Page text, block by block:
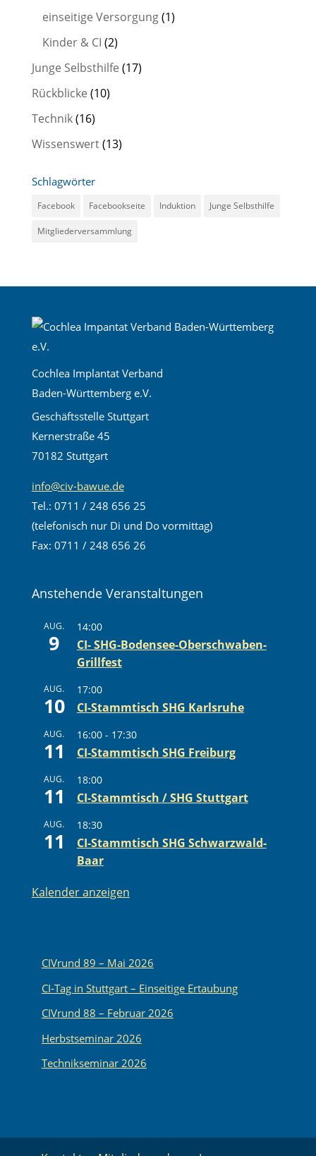
einseitige Versorgung(1)
Kinder & CI (2)
Junge Selbsthilfe (17)
Rückblicke (10)
Technik(16)
Wissenswert(13)
Schlagwörter
Facebook Facebookseite Induktion Junge Selbsthilfe
Mitgliederversammlung
Cochlea Implantat Verband
Baden-Württemberg e.V.
Geschäftsstelle Stuttgart
Kernerstraße 45
70182 Stuttgart
info@civ-bawue.de
Tel.: 0711 / 248 656 25
(telefonisch nur Di und Do vormittag)
Fax: 0711 / 248 656 26
Anstehende Veranstaltungen
AUG.
9
14:00
CI- SHG-Bodensee-Oberschwaben-
Grillfest
AUG.
10
17:00
CI-Stammtisch SHG Karlsruhe
AUG.
11
16:00- 17:30
CI-Stammtisch SHG Freiburg
AUG.
11
18:00
CI-Stammtisch / SHG Stuttgart
AUG.
11
18:30
CI-Stammtisch SHG Schwarzwald-
Baar
Kalender anzeigen
CIVrund 89 – Mai 2026
CI-Tag in Stuttgart – Einseitige Ertaubung
CIVrund 88 – Februar 2026
Herbstseminar 2026
Technikseminar 2026